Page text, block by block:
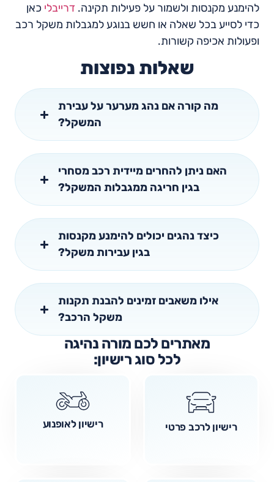
להימנע מקנסות ולשמור על פעילות תקינה. דרייבלי כאן
כדי לסייע בכל שאלה או חשש בנוגע למגבלות משקל רכב
ופעולות אכיפה קשורות.
שאלות נפוצות
מה קורה אם נהג מערער על עבירת
המשקל?
האם ניתן להחרים מיידית רכב מסחרי
בגין חריגה ממגבלות המשקל?
כיצד נהגים יכולים להימנע מקנסות
בגין עבירות משקל?
אילו משאבים זמינים להבנת תקנות
משקל הרכב?
מאתרים לכם מורה נהיגה
לכל סוג רישיון:
רישיון לרכב פרטי רישיון לאופנוע